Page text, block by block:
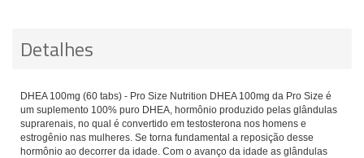
Detalhes
DHEA 100mg (60 tabs) - Pro Size Nutrition DHEA 100mg da Pro Size é
um suplemento 100% puro DHEA, hormônio produzido pelas glândulas
supra­renais, no qual é convertido em testosterona nos homens e
estrogênio nas mulheres. Se torna fundamental a reposição desse
hormônio ao decorrer da idade. Com o avanço da idade as glândulas